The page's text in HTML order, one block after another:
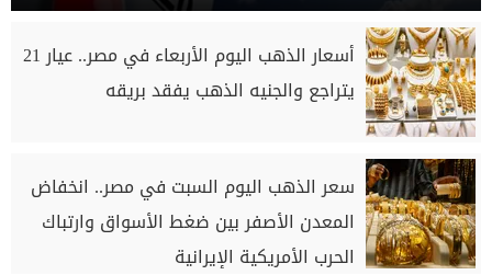
أسعار الذهب اليوم الأربعاء في مصر.. عيار 21
يتراجع والجنيه الذهب يفقد بريقه
سعر الذهب اليوم السبت في مصر.. انخفاض
المعدن الأصفر بين ضغط الأسواق وارتباك
الحرب الأمريكية الإيرانية